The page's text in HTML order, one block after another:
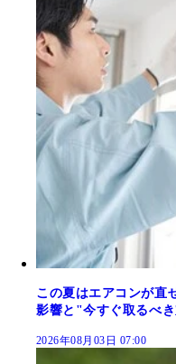
この夏はエアコンが
影響と"今すぐ取るべ
2026年08月03日 07:00